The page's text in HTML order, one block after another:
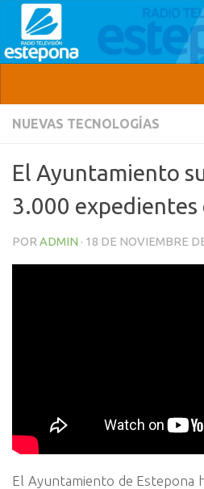
NUEVAS TECNOLOGÍAS
El Ayuntamiento
3.000
POR ADMIN · 18 DE NOVIEMBRE
El Ayuntamiento de Estepona